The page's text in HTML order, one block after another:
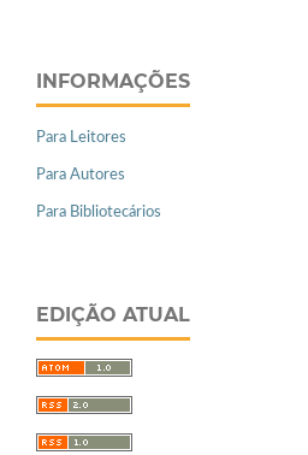
INFORMAÇÕES
Para Leitores
Para Autores
Para Bibliotecários
EDIÇÃO ATUAL